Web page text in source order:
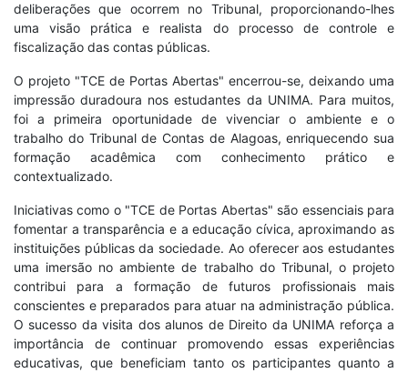
deliberações que ocorrem no Tribunal, proporcionando-lhes
uma visão prática e realista do processo de controle e
fiscalização das contas públicas.
O projeto "TCE de Portas Abertas" encerrou-se, deixando uma
impressão duradoura nos estudantes da UNIMA. Para muitos,
foi a primeira oportunidade de vivenciar o ambiente e o
trabalho do Tribunal de Contas de Alagoas, enriquecendo sua
formação acadêmica com conhecimento prático e
contextualizado.
Iniciativas como o "TCE de Portas Abertas" são essenciais para
fomentar a transparência e a educação cívica, aproximando as
instituições públicas da sociedade. Ao oferecer aos estudantes
uma imersão no ambiente de trabalho do Tribunal, o projeto
contribui para a formação de futuros profissionais mais
conscientes e preparados para atuar na administração pública.
O sucesso da visita dos alunos de Direito da UNIMA reforça a
importância de continuar promovendo essas experiências
educativas, que beneficiam tanto os participantes quanto a